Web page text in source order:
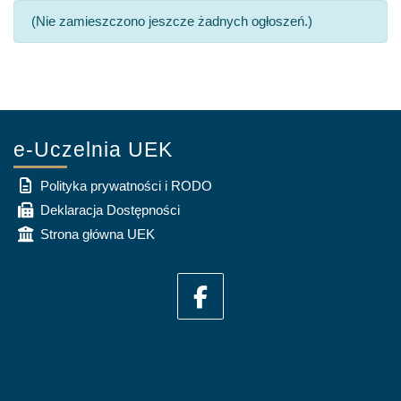
(Nie zamieszczono jeszcze żadnych ogłoszeń.)
e-Uczelnia UEK
Polityka prywatności i RODO
Deklaracja Dostępności
Strona główna UEK